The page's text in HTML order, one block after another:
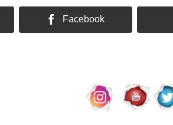
す。
Facebook